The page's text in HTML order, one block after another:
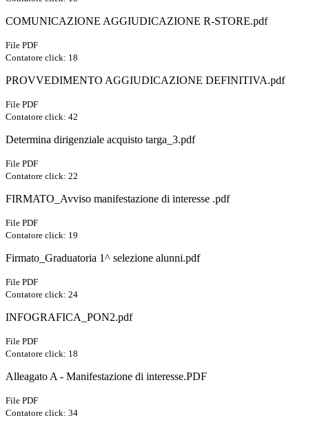
COMUNICAZIONE AGGIUDICAZIONE R-STORE.pdf
File PDF
Contatore click: 18
PROVVEDIMENTO AGGIUDICAZIONE DEFINITIVA.pdf
File PDF
Contatore click: 42
Determina dirigenziale acquisto targa_3.pdf
File PDF
Contatore click: 22
FIRMATO_Avviso manifestazione di interesse .pdf
File PDF
Contatore click: 19
Firmato_Graduatoria 1^ selezione alunni.pdf
File PDF
Contatore click: 24
INFOGRAFICA_PON2.pdf
File PDF
Contatore click: 18
Alleagato A - Manifestazione di interesse.PDF
File PDF
Contatore click: 34